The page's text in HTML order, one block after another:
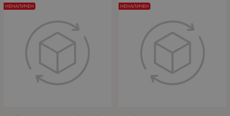
НЕНАЛИЧЕН НЕНАЛИЧЕН